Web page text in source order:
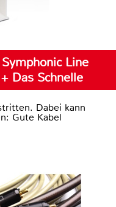
Line
Das Schnelle
Dabei kann
Gute Kabel